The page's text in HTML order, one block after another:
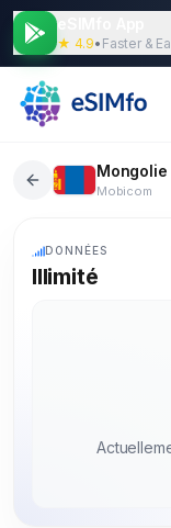
★ 4.9• Faster &
Mongolie
Mobicom
DONNÉES
Illimité